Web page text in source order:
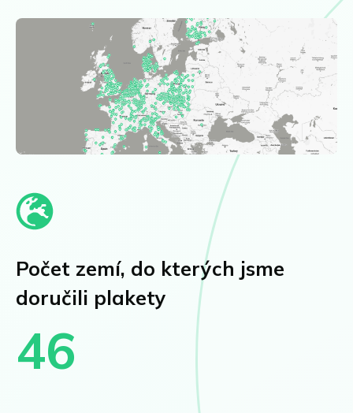
Počet zemí, do kterých jsme
doručili plakety
46